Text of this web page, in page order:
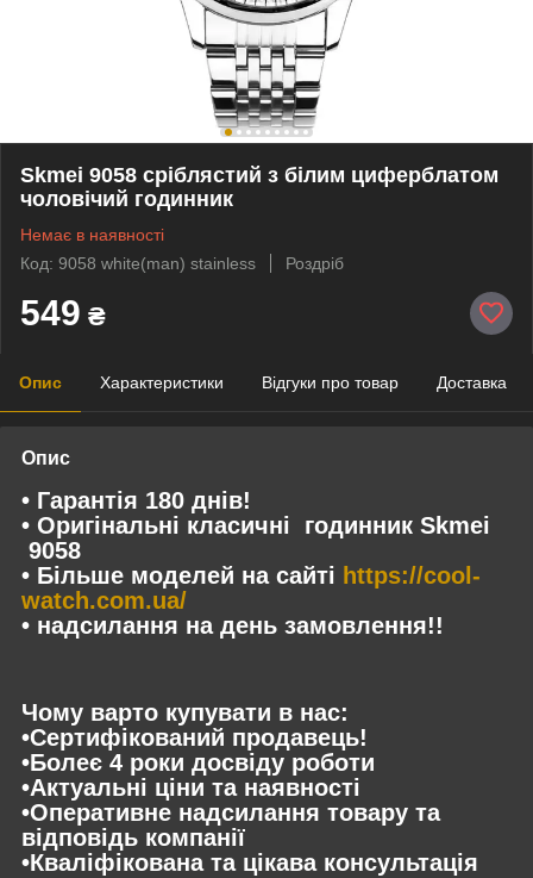
Skmei 9058 сріблястий з білим циферблатом
чоловічий годинник
Немає в наявності
Код: 9058 white(man) stainless
Роздріб
549 ₴
Опис Характеристики Відгуки про товар Доставка
Опис
• Гарантія 180 днів!
• Оригінальні класичні годинник Skmei
9058
• Більше моделей на сайті https://cool-
watch.com.ua/
• надсилання на день замовлення!!
Чому варто купувати в нас:
•Сертифікований продавець!
•Болеє 4 роки досвіду роботи
•Актуальні ціни та наявності
•Оперативне надсилання товару та
відповідь компанії
•Кваліфікована та цікава консультація